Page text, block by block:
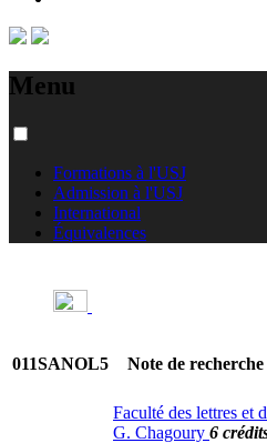
Menu
Formations à l'USJ
Admission à l'USJ
International
Équivalences
011SANOL5 Note de
Faculté des lettres et
G. Chagoury 6